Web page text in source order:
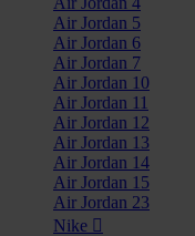
Air Jordan 5
Air Jordan 6
Air Jordan 7
Air Jordan 10
Air Jordan 11
Air Jordan 12
Air Jordan 13
Air Jordan 14
Air Jordan 15
Air Jordan 23
Nike